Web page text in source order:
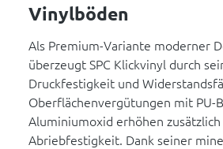
Vinylböden
Als Premium-Variante moderner
überzeugt SPC Klickvinyl durch
Druckfestigkeit und
Oberflächenvergütungen mit PU-
Aluminiumoxid erhöhen
Abriebfestigkeit. Dank seiner